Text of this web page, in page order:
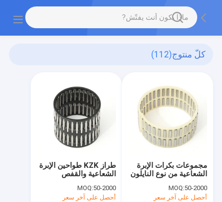
كلّ منتوج(112)
طراز KZK طواحين الإبرة
الشعاعية والقفص
MOQ:50-2000
أحصل على آخر سعر
مجموعات بكرات الإبرة
الشعاعية من نوع النايلون
MOQ:50-2000
أحصل على آخر سعر